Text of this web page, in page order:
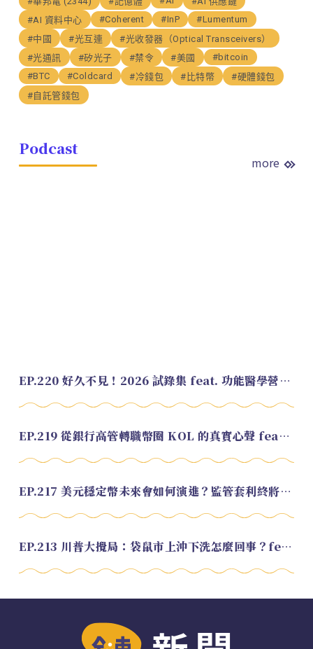
#AI 資料中心
#Coherent #InP
#Lumentum
#中國
#光互連
#光收發器（Optical Transceivers）
#光通訊
#矽光子 #禁令 #美國
#bitcoin
#BTC
#Coldcard #冷錢包 #比特幣
#硬體錢包
#自託管錢包
Podcast
more
EP.220 好久不見！2026 試錄集 feat. 功能醫學營養師 美寶
EP.219 從銀行高管轉職幣圈 KOL 的真實心聲 feat.龜大
EP.217 美元穩定幣未來會如何演進？監管套利終將收斂？feat. 研究員 余哲安
EP.213 川普大攪局：袋鼠市上沖下洗怎麼回事？feat. Alvin